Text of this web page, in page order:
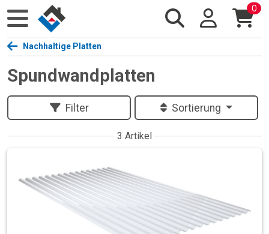
0
Nachhaltige Platten
Spundwandplatten
Sortierung
Filter
3 Artikel